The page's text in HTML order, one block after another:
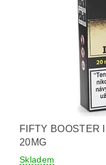
FIFTY BOOSTER
20MG
Skladem